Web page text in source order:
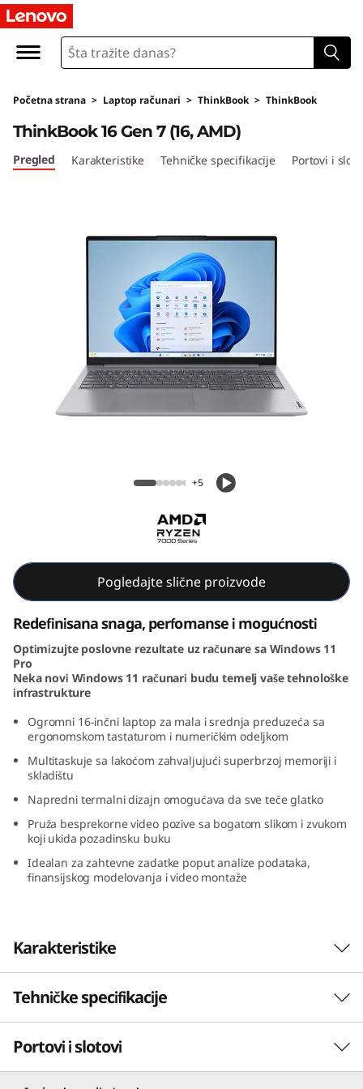
L
n
o
v
6
G
e
n
7
6
D
Početna strana > Laptop računari > ThinkBook > ThinkBook
ThinkBook 16 Gen 7 (16, AMD)
ThinkBook 16 Gen 7 (16, AMD)
Pregled Karakteristike Tehničke specifikacije Portovi i
+5
Pogledajte slične proizvode
Redefinisana snaga, perfomanse i mogućnosti
Optimizujte poslovne rezultate uz računare sa Windows 11
Pro
Neka novi Windows 11 računari budu temelj vaše tehnološke
infrastrukture
Ogromni 16-inčni laptop za mala i srednja preduzeća sa
ergonomskom tastaturom i numeričkim odeljkom
Multitaskuje sa lakoćom zahvaljujući superbrzoj memoriji i
skladištu
Napredni termalni dizajn omogućava da sve teče glatko
Pruža besprekorne video pozive sa bogatom slikom i zvukom
koji ukida pozadinsku buku
Idealan za zahtevne zadatke poput analize podataka,
finansijskog modelovanja i video montaže
Karakteristike
Unapredite svoju produltivnost
Prenosiv i energetski efikasan, Lenovo
ThinkBook 16 Gen 7 (16″ AMD) laptop ima
potencijal da značajno pojača vašu
Tehničke specifikacije
PERFORMANSE
Portovi i slotovi